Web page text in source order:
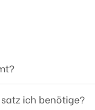
ich benötige?